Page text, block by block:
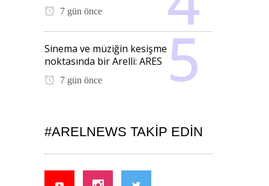
7 gün önce
Sinema ve müziğin kesişme
noktasında bir Arelli: ARES
7 gün önce
#ARELNEWS TAKIP EDIN